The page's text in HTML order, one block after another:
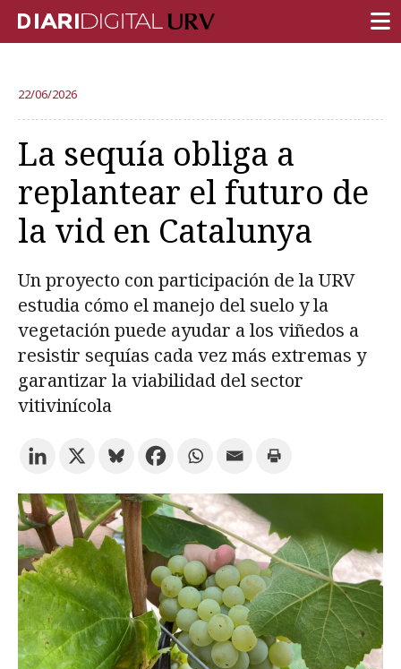
INVESTIGACIÓN
DOCENCIA
INSTITUCIÓN
VIDA EN EL CAMPUS
REPORTAJES
Ámbitos universitarios
Prueba la búsqueda avanzada
Suscríbete a los boletines electrónicos de la URV
ESPAÑOL CATALÀ ENGLISH
22/06/2026
La sequía obliga a
replantear el futuro de
la vid en Catalunya
Un proyecto con participación de la URV
estudia cómo el manejo del suelo y la
vegetación puede ayudar a los viñedos a
resistir sequías cada vez más extremas y
garantizar la viabilidad del sector
vitivinícola